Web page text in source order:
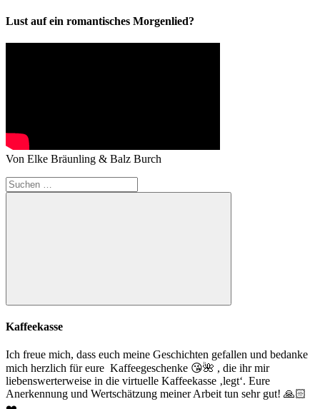
Lust auf ein romantisches Morgenlied?
Von Elke Bräunling & Balz Burch
Suchen
nach:
Suchen
Kaffeekasse
Ich freue mich, dass euch meine Geschichten gefallen und bedanke
mich herzlich für eure Kaffeegeschenke 😘🌺 , die ihr mir
liebenswerterweise in die virtuelle Kaffeekasse ‚legt‘. Eure
Anerkennung und Wertschätzung meiner Arbeit tun sehr gut! 🙏🏻